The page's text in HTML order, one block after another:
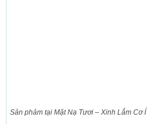
Sản phảm tại Mặt Nạ Tươi – Xinh Lắm Cơ Í